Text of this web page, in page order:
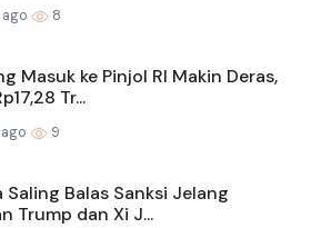
8
Masuk ke Pinjol RI Makin Deras,
Tr...
9
Balas Sanksi Jelang
Trump dan Xi J...